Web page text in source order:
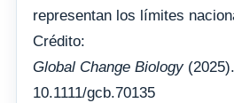
representan los límites
Crédito:
Global Change Biology
10.1111/gcb.70135